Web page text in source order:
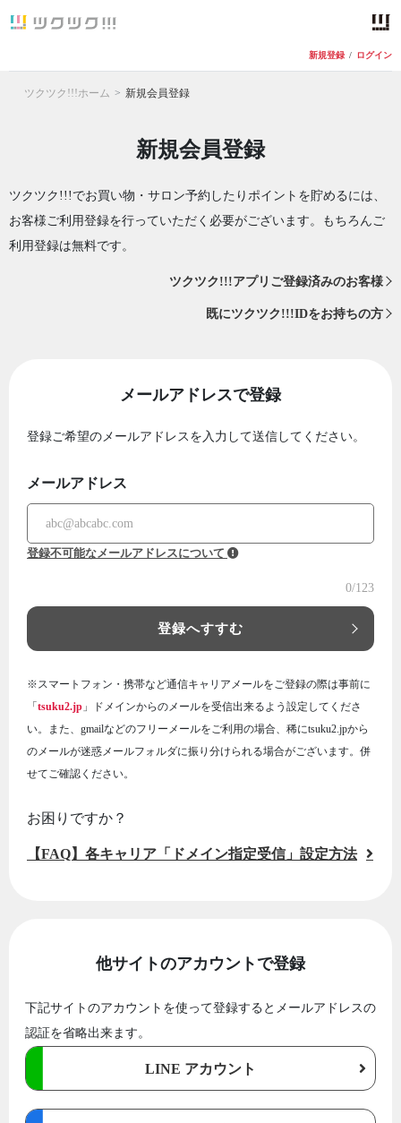
新規登録 / ログイン
ツクツク!!!ホーム 新規会員登録
新規会員登録
ツクツク!!!でお買い物・サロン予約したりポイントを貯めるには、
お客様ご利用登録を行っていただく必要がございます。もちろんご
利用登録は無料です。
ツクツク!!!アプリご登録済みのお客様
既にツクツク!!!IDをお持ちの方
メールアドレスで登録
登録ご希望のメールアドレスを入力して送信してください。
メールアドレス
登録不可能なメールアドレスについて
0/123
登録へすすむ
※スマートフォン・携帯など通信キャリアメールをご登録の際は事前に
「 tsuku2.jp 」ドメインからのメールを受信出来るよう設定してくださ
い。また、gmailなどのフリーメールをご利用の場合、稀にtsuku2.jpから
のメールが迷惑メールフォルダに振り分けられる場合がございます。併
せてご確認ください。
お困りですか？
【FAQ】各キャリア「ドメイン指定受信」設定方法
他サイトのアカウントで登録
下記サイトのアカウントを使って登録するとメールアドレスの
認証を省略出来ます。
LINE アカウント